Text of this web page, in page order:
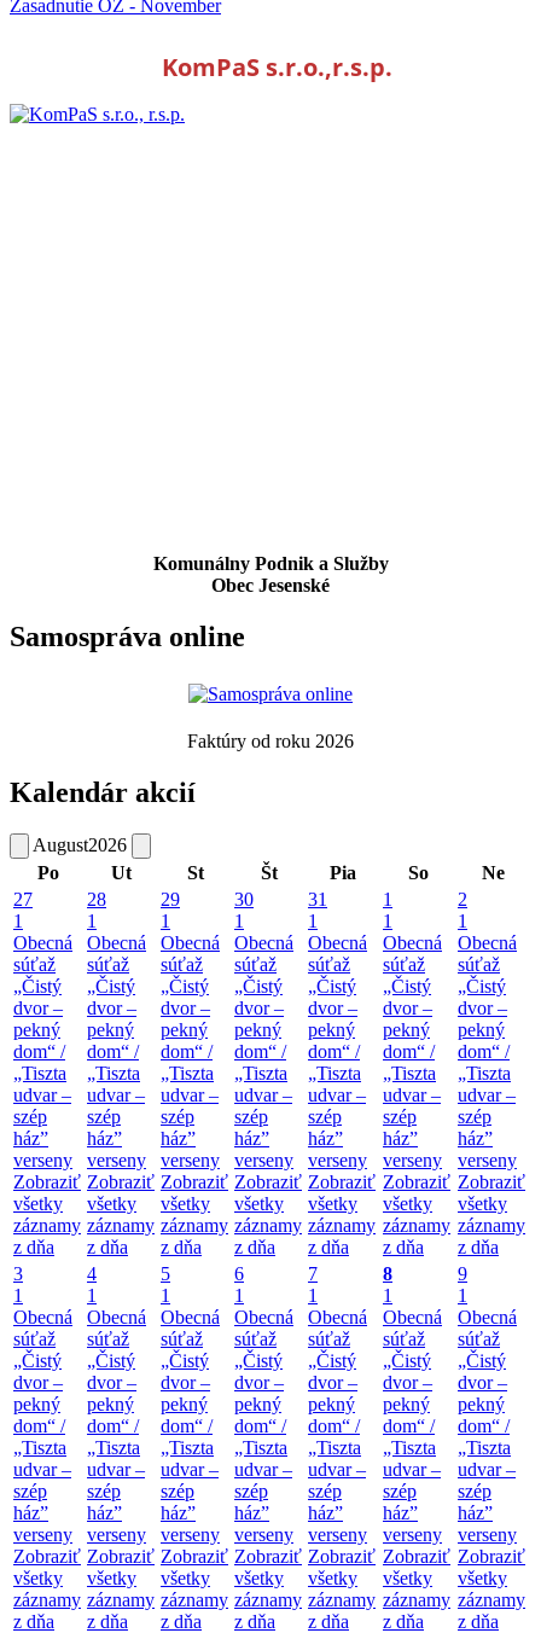
Zasadnutie OZ - November
KomPaS s.r.o.,r.s.p.
Komunálny Podnik a Služby
Obec Jesenské
Samospráva online
Faktúry od roku 2026
Kalendár akcií
August2026
Po
Ut St Št Pia So
Ne
27
1
Obecná
súťaž
„Čistý
dvor –
pekný
dom“ /
„Tiszta
udvar –
szép
ház”
verseny
Zobraziť
všetky
záznamy
z dňa
28
1
Obecná
súťaž
„Čistý
dvor –
pekný
dom“ /
„Tiszta
udvar –
szép
ház”
verseny
Zobraziť
všetky
záznamy
z dňa
29
1
Obecná
súťaž
„Čistý
dvor –
pekný
dom“ /
„Tiszta
udvar –
szép
ház”
verseny
Zobraziť
všetky
záznamy
z dňa
30
1
Obecná
súťaž
„Čistý
dvor –
pekný
dom“ /
„Tiszta
udvar –
szép
ház”
verseny
Zobraziť
všetky
záznamy
z dňa
31
1
Obecná
súťaž
„Čistý
dvor –
pekný
dom“ /
„Tiszta
udvar –
szép
ház”
verseny
Zobraziť
všetky
záznamy
z dňa
1
1
Obecná
súťaž
„Čistý
dvor –
pekný
dom“ /
„Tiszta
udvar –
szép
ház”
verseny
Zobraziť
všetky
záznamy
z dňa
2
1
Obecná
súťaž
„Čistý
dvor –
pekný
dom“ /
„Tiszta
udvar –
szép
ház”
verseny
Zobraziť
všetky
záznamy
z dňa
3
1
Obecná
súťaž
„Čistý
dvor –
pekný
dom“ /
„Tiszta
udvar –
szép
ház”
verseny
Zobraziť
všetky
záznamy
z dňa
4
1
Obecná
súťaž
„Čistý
dvor –
pekný
dom“ /
„Tiszta
udvar –
szép
ház”
verseny
Zobraziť
všetky
záznamy
z dňa
5
1
Obecná
súťaž
„Čistý
dvor –
pekný
dom“ /
„Tiszta
udvar –
szép
ház”
verseny
Zobraziť
všetky
záznamy
z dňa
6
1
Obecná
súťaž
„Čistý
dvor –
pekný
dom“ /
„Tiszta
udvar –
szép
ház”
verseny
Zobraziť
všetky
záznamy
z dňa
7
1
Obecná
súťaž
„Čistý
dvor –
pekný
dom“ /
„Tiszta
udvar –
szép
ház”
verseny
Zobraziť
všetky
záznamy
z dňa
8
1
Obecná
súťaž
„Čistý
dvor –
pekný
dom“ /
„Tiszta
udvar –
szép
ház”
verseny
Zobraziť
všetky
záznamy
z dňa
9
1
Obecná
súťaž
„Čistý
dvor –
pekný
dom“ /
„Tiszta
udvar –
szép
ház”
verseny
Zobraziť
všetky
záznamy
z dňa